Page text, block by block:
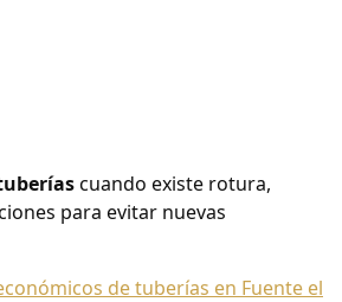
cuando existe rotura,
para evitar nuevas
de tuberías en Fuente el